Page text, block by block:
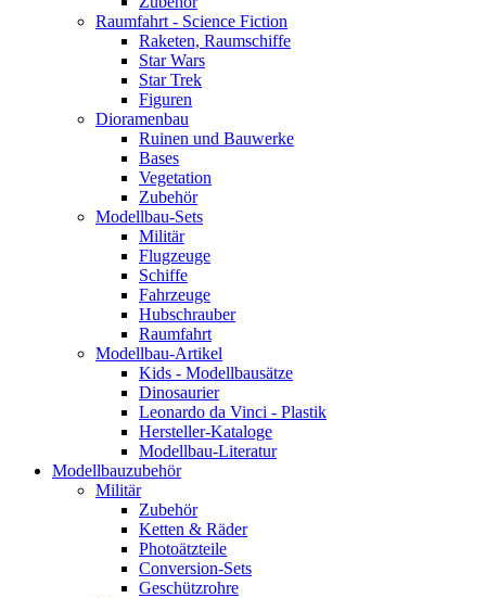
Raumfahrt - Science Fiction
Raketen, Raumschiffe
Star Wars
Star Trek
Figuren
Dioramenbau
Ruinen und Bauwerke
Bases
Vegetation
Zubehör
Modellbau-Sets
Militär
Flugzeuge
Schiffe
Fahrzeuge
Hubschrauber
Raumfahrt
Modellbau-Artikel
Kids - Modellbausätze
Dinosaurier
Leonardo da Vinci - Plastik
Hersteller-Kataloge
Modellbau-Literatur
Modellbauzubehör
Militär
Zubehör
Ketten & Räder
Photoätzteile
Conversion-Sets
Geschützrohre